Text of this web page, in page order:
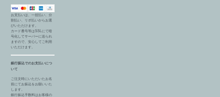
お支払いは、一括払い、分
割払い、リボ払いからお選
びいただけます。
カード番号等はSSLにて暗
号化してサーバーに送られ
ますので、安心してご利用
いただけます。
銀行振込でのお支払いにつ
いて
ご注文時にいただいたお名
前にてお振込をお願いいた
します。
銀行振込手数料はお客様の